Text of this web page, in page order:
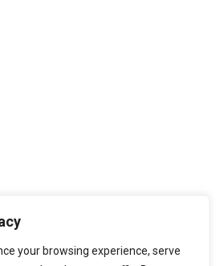
your browsing experience, serve